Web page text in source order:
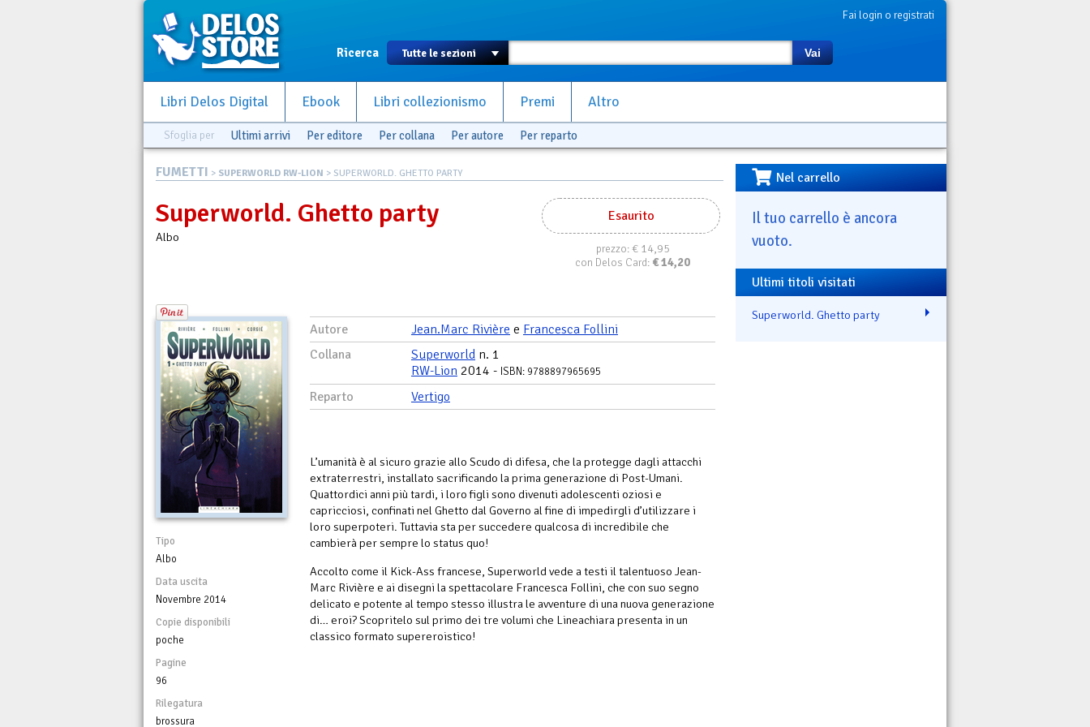
Fai login o registrati
Ricerca Vai
Libri Delos Digital Ebook Libri collezionismo Premi Altro
Sfoglia per Ultimi arrivi Per editore Per collana Per autore Per reparto
FUMETTI > SUPERWORLD RW-LION > SUPERWORLD. GHETTO PARTY
Esaurito
prezzo:€ 14,95
con Delos Card: €14,20
Superworld. Ghetto party
Albo
Tipo
Albo
Data uscita
Novembre 2014
Copie disponibili
poche
Pagine
96
Rilegatura
brossura
Autore Jean.Marc Rivière e Francesca Follini
Collana
Superworld n. 1
RW-Lion 2014 - ISBN: 9788897965695
Reparto Vertigo
L’umanità è al sicuro grazie allo Scudo di difesa, che la protegge dagli attacchi
extraterrestri, installato sacrificando la prima generazione di Post-Umani.
Quattordici anni più tardi, i loro figli sono divenuti adolescenti oziosi e
capricciosi, confinati nel Ghetto dal Governo al fine di impedirgli d’utilizzare i
loro superpoteri. Tuttavia sta per succedere qualcosa di incredibile che
cambierà per sempre lo status quo!
Accolto come il Kick-Ass francese, Superworld vede a testi il talentuoso Jean-
Marc Rivière e ai disegni la spettacolare Francesca Follini, che con suo segno
delicato e potente al tempo stesso illustra le avventure di una nuova generazione
di… eroi? Scopritelo sul primo dei tre volumi che Lineachiara presenta in un
classico formato supereroistico!
Nel carrello
Il tuo carrello è ancora
vuoto.
Ultimi titoli visitati
Superworld. Ghetto party